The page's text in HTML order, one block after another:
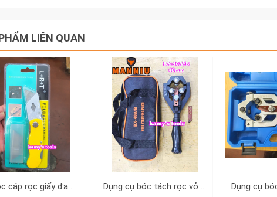
LIÊN QUAN
Dao rọc cáp rọc giấy đa năng cán xếp gấp gọn kèm lưỡi dao L+R+T Dụng cụ bóc tách rọc vỏ dây cáp điện lướp bán dẫn và XLPE BX-40A hay BX-40B đường kính 20-40mm, dao rọc cáp điện